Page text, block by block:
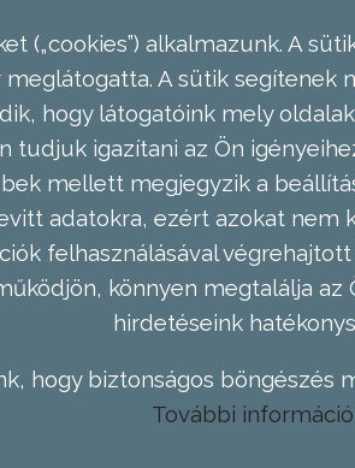
(„cookies”) alkalmazunk. A
A sütik segítenek
hogy látogatóink mely
tudjuk igazítani az Ön
mellett megjegyzik a
adatokra, ezért azokat
felhasználásával
könnyen megtalálja
hirdetéseink
hogy biztonságos
További